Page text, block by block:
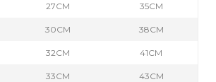
27CM 35CM
30CM 38CM
32CM 41CM
33CM 43CM